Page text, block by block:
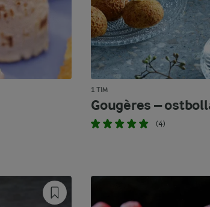
1 TIM
Gougères –
(4)